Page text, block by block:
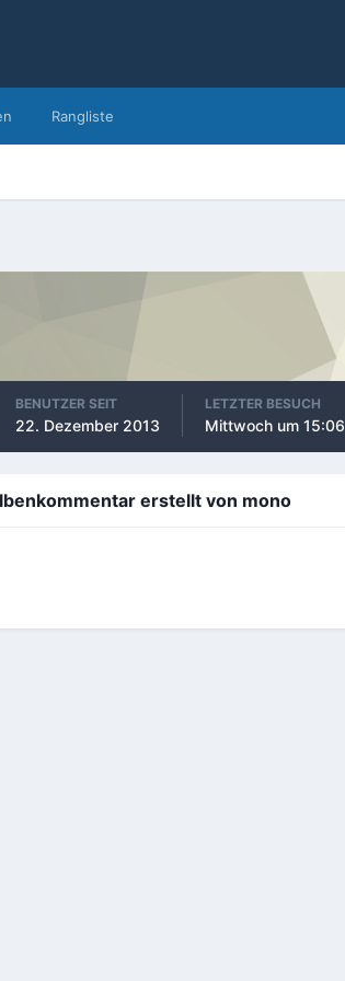
Rangliste
BENUTZER SEIT
22. Dezember 2013
LETZTER BESUCH
Mittwoch um 15:06
erstellt von mono